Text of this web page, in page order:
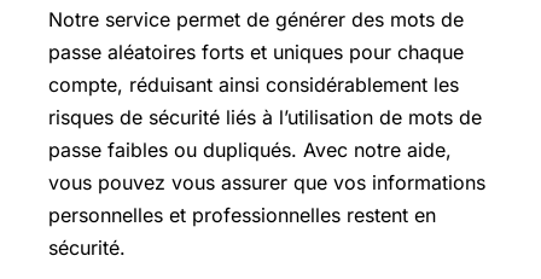
Notre service permet de générer des mots de
passe aléatoires forts et uniques pour chaque
compte, réduisant ainsi considérablement les
risques de sécurité liés à l’utilisation de mots de
passe faibles ou dupliqués. Avec notre aide,
vous pouvez vous assurer que vos informations
personnelles et professionnelles restent en
sécurité.